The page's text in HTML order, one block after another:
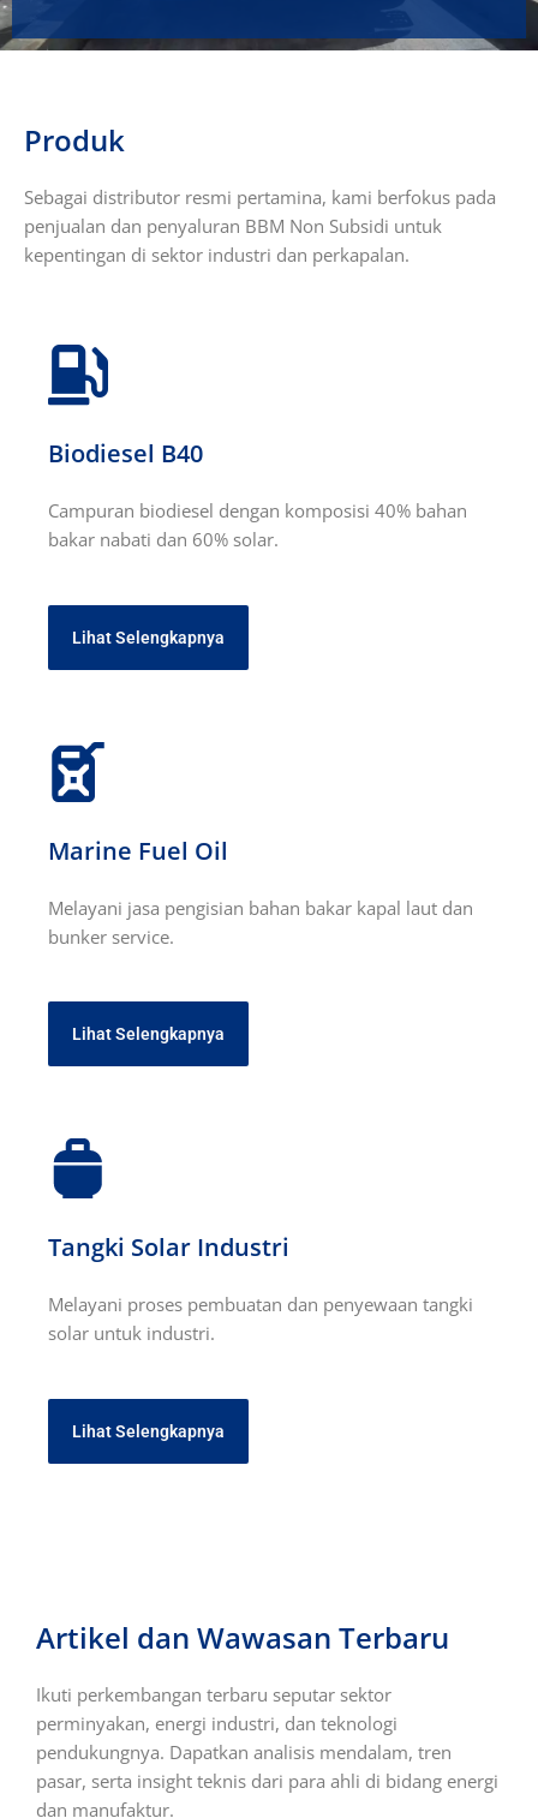
Produk
Sebagai distributor resmi pertamina, kami berfokus pada
penjualan dan penyaluran BBM Non Subsidi untuk
kepentingan di sektor industri dan perkapalan.
Biodiesel B40
Campuran biodiesel dengan komposisi 40% bahan
bakar nabati dan 60% solar.
Lihat Selengkapnya
Marine Fuel Oil
Melayani jasa pengisian bahan bakar kapal laut dan
bunker service.
Lihat Selengkapnya
Tangki Solar Industri
Melayani proses pembuatan dan penyewaan tangki
solar untuk industri.
Lihat Selengkapnya
Artikel dan Wawasan Terbaru
Ikuti perkembangan terbaru seputar sektor
perminyakan, energi industri, dan teknologi
pendukungnya. Dapatkan analisis mendalam, tren
pasar, serta insight teknis dari para ahli di bidang energi
dan manufaktur.